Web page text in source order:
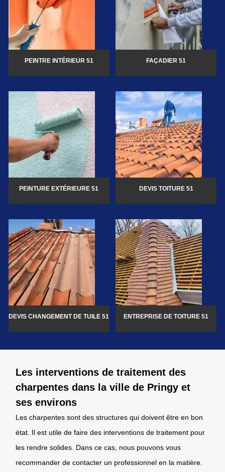
PEINTRE INTÉRIEUR 51 FAÇADIER 51
PEINTURE EXTÉRIEURE 51 DEVIS TOITURE 51
DEVIS CHANGEMENT DE TUILE 51 ENTREPRISE DE TOITURE 51
Les interventions de traitement des
charpentes dans la ville de Pringy et
ses environs
Les charpentes sont des structures qui doivent être en bon
état. Il est utile de faire des interventions de traitement pour
les rendre solides. Dans ce cas, nous pouvons vous
recommander de contacter un professionnel en la matière.